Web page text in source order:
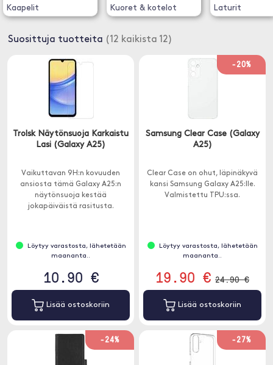
Kaapelit Kuoret & kotelot Laturit
Suosittuja tuotteita (12 kaikista 12)
Trolsk Näytönsuoja Karkaistu
Lasi (Galaxy A25)
Vaikuttavan 9H:n kovuuden
ansiosta tämä Galaxy A25:n
näytönsuoja kestää
jokapäiväistä rasitusta.
Löytyy varastosta, lähetetään
maananta..
10.90 €
Lisää ostoskoriin
-20%
Samsung Clear Case (Galaxy
A25)
Clear Case on ohut, läpinäkyvä
kansi Samsung Galaxy A25:lle.
Valmistettu TPU:ssa.
Löytyy varastosta, lähetetään
maananta..
19.90 € 24.90 €
Lisää ostoskoriin
-24% -27%